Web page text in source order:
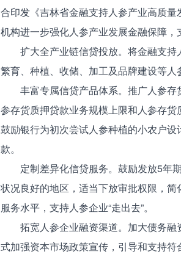
合印发《吉林省金融支持人参产业高质
机构进一步强化人参产业发展金融保障，
扩大全产业链信贷投放。将金融支
繁育、种植、收储、加工及品牌建设等人
丰富专属信贷产品体系。推广人参存
参存货质押贷款业务规模上限和人参存
鼓励银行为初次尝试人参种植的小农户
款。
定制差异化信贷服务。鼓励发放5年
状况良好的地区，适当下放审批权限，
服务水平，支持人参企业“走出去”。
拓宽人参企业融资渠道。加大债务
式加强资本市场政策宣传，引导和支持符